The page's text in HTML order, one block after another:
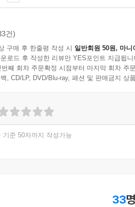
건)
구매 후 한줄평 작성 시 일반회원 50원, 마니
로드 후 작성한 리뷰만 YES포인트 지급됩니
번째 회차 주문확정 시점부터 마지막 회차 주
, CD/LP, DVD/Blu-ray, 패션 및 판매금지 상
기준 50자까지 작성가능
33